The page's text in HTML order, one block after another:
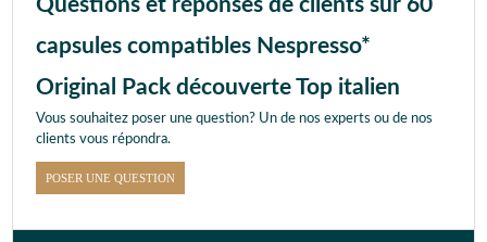
Questions et réponses de clients sur 60
capsules compatibles Nespresso*
Original Pack découverte Top italien
Vous souhaitez poser une question? Un de nos experts ou de nos
clients vous répondra.
POSER UNE QUESTION